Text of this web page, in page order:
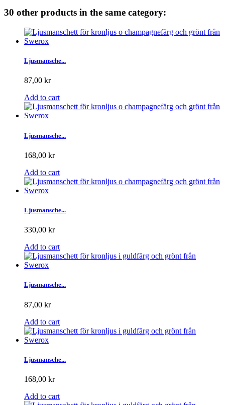
30 other products in the same category:
Ljusmansche...
87,00 kr
Add to cart
Ljusmansche...
168,00 kr
Add to cart
Ljusmansche...
330,00 kr
Add to cart
Ljusmansche...
87,00 kr
Add to cart
Ljusmansche...
168,00 kr
Add to cart